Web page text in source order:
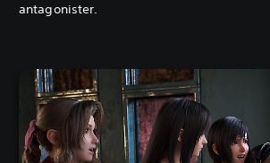
antagonister.